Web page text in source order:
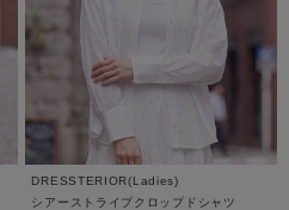
DRESSTERIOR(Ladies)
シアーストライプクロップドシャツ